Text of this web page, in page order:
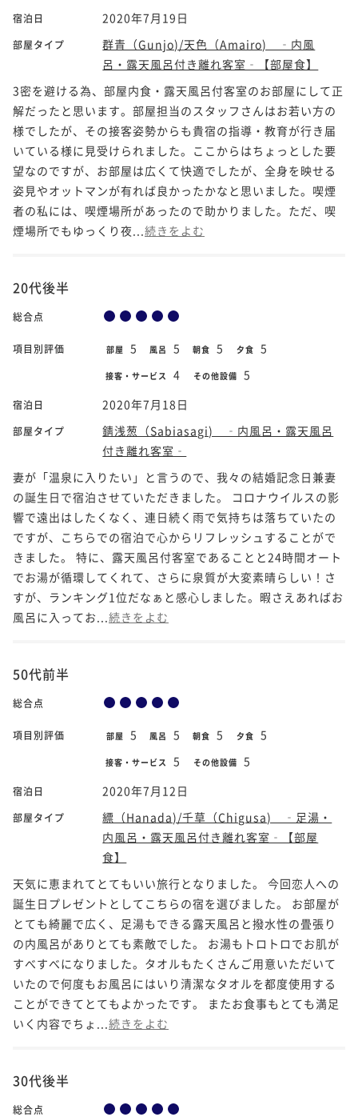
宿泊日 2020年7月19日
部屋タイプ
群青（Gunjo)/天色（Amairo) ‐内風
呂・露天風呂付き離れ客室‐【部屋食】
3密を避ける為、部屋内食・露天風呂付客室のお部屋にして正
解だったと思います。部屋担当のスタッフさんはお若い方の
様でしたが、その接客姿勢からも貴宿の指導・教育が行き届
いている様に見受けられました。ここからはちょっとした要
望なのですが、お部屋は広くて快適でしたが、全身を映せる
姿見やオットマンが有れば良かったかなと思いました。喫煙
者の私には、喫煙場所があったので助かりました。ただ、喫
煙場所でもゆっくり夜... 続きをよむ
20代後半
総合点
項目別評価 部屋 5 風呂 5 朝食 5 夕食 5
接客・サービス 4 その他設備 5
宿泊日 2020年7月18日
部屋タイプ
錆浅葱（Sabiasagi) ‐内風呂・露天風呂
付き離れ客室‐
妻が「温泉に入りたい」と言うので、我々の結婚記念日兼妻
の誕生日で宿泊させていただきました。 コロナウイルスの影
響で遠出はしたくなく、連日続く雨で気持ちは落ちていたの
ですが、こちらでの宿泊で心からリフレッシュすることがで
きました。 特に、露天風呂付客室であることと24時間オート
でお湯が循環してくれて、さらに泉質が大変素晴らしい！さ
すが、ランキング1位だなぁと感心しました。暇さえあればお
風呂に入ってお... 続きをよむ
50代前半
総合点
項目別評価 部屋 5 風呂 5 朝食 5 夕食 5
接客・サービス 5 その他設備 5
宿泊日 2020年7月12日
部屋タイプ
縹（Hanada)/千草（Chigusa) ‐足湯・
内風呂・露天風呂付き離れ客室‐【部屋
食】
天気に恵まれてとてもいい旅行となりました。 今回恋人への
誕生日プレゼントとしてこちらの宿を選びました。 お部屋が
とても綺麗で広く、足湯もできる露天風呂と撥水性の畳張り
の内風呂がありとても素敵でした。 お湯もトロトロでお肌が
すべすべになりました。タオルもたくさんご用意いただいて
いたので何度もお風呂にはいり清潔なタオルを都度使用する
ことができてとてもよかったです。 またお食事もとても満足
いく内容でちょ... 続きをよむ
30代後半
総合点